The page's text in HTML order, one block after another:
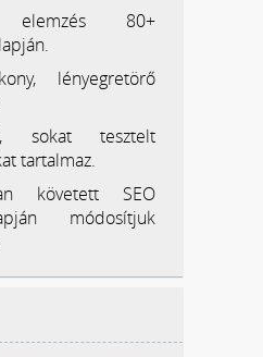
elemzés 80+
lényegretörő
sokat tesztelt
tartalmaz.
követett SEO
módosítjuk